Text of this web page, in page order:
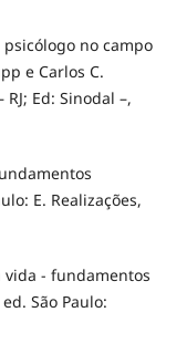
psicólogo no campo
e Carlos C.
Ed: Sinodal –,
E. Realizações,
vida - fundamentos
São Paulo: